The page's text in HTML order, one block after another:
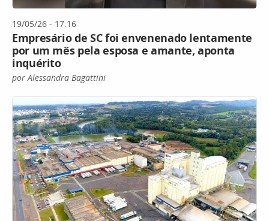
19/05/26 - 17:16
Empresário de SC foi envenenado lentamente
por um mês pela esposa e amante, aponta
inquérito
por Alessandra Bagattini